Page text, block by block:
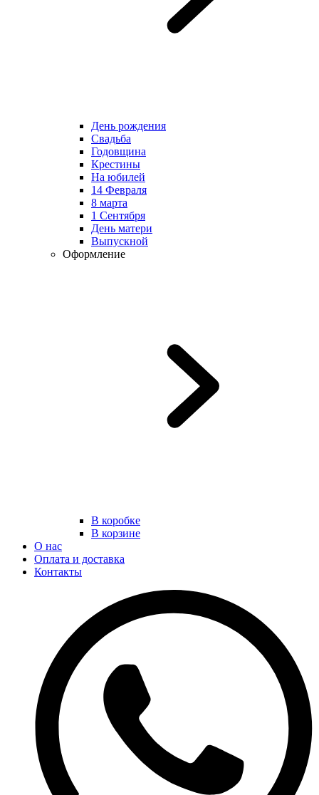
День рождения
Свадьба
Годовщина
Крестины
На юбилей
14 Февраля
8 марта
1 Сентября
День матери
Выпускной
Оформление
В коробке
В корзине
О нас
Оплата и доставка
Контакты